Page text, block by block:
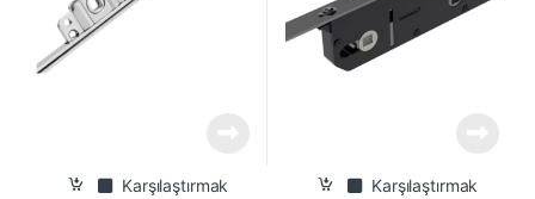
Karşılaştırmak Karşılaştırmak